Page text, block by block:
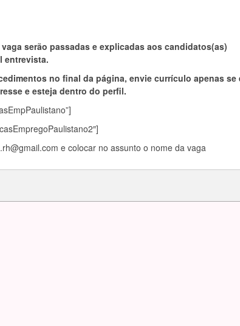
serão passadas e explicadas aos candidatos(as)
entrevista.
no final da página, envie currículo apenas se
e esteja dentro do perfil.
e colocar no assunto o nome da vaga